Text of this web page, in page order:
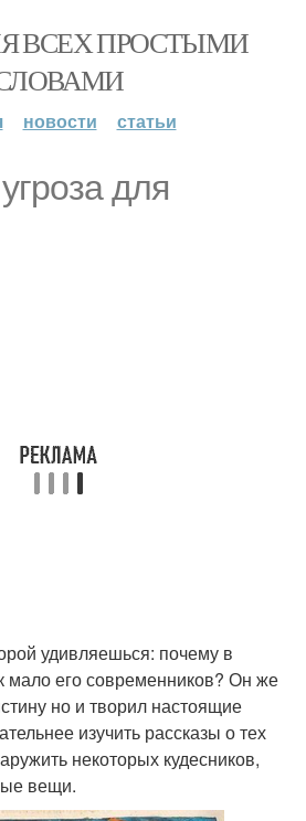
ВСЕХ ПРОСТЫМИ
новости статьи
для
удивляешься: почему в
мало его современников? Он же
но и творил настоящие
изучить рассказы о тех
некоторых кудесников,
вещи.